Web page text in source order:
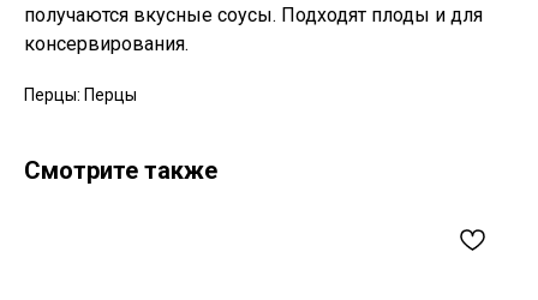
получаются вкусные соусы. Подходят плоды и для
консервирования.
Перцы: Перцы
Смотрите также